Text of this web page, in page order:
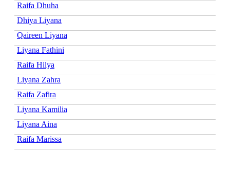
Raifa Dhuha
Dhiya Liyana
Qaireen Liyana
Liyana Fathini
Raifa Hilya
Liyana Zahra
Raifa Zafira
Liyana Kamilia
Liyana Aina
Raifa Marissa